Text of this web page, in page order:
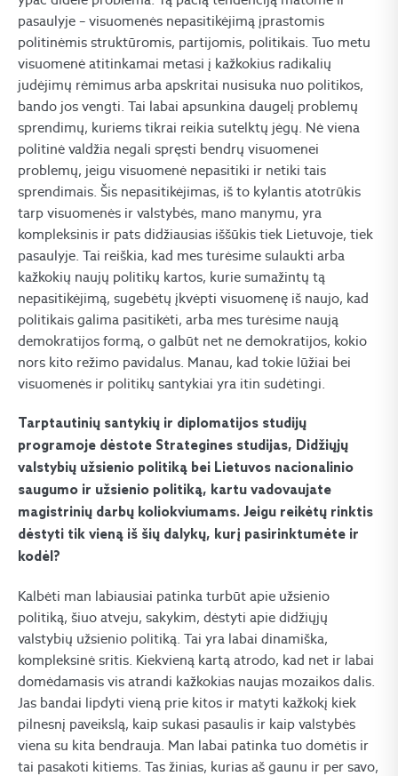
pasaulyje – visuomenės nepasitikėjimą įprastomis
politinėmis struktūromis, partijomis, politikais. Tuo metu
visuomenė atitinkamai metasi į kažkokius radikalių
judėjimų rėmimus arba apskritai nusisuka nuo politikos,
bando jos vengti. Tai labai apsunkina daugelį problemų
sprendimų, kuriems tikrai reikia sutelktų jėgų. Nė viena
politinė valdžia negali spręsti bendrų visuomenei
problemų, jeigu visuomenė nepasitiki ir netiki tais
sprendimais. Šis nepasitikėjimas, iš to kylantis atotrūkis
tarp visuomenės ir valstybės, mano manymu, yra
kompleksinis ir pats didžiausias iššūkis tiek Lietuvoje, tiek
pasaulyje. Tai reiškia, kad mes turėsime sulaukti arba
kažkokių naujų politikų kartos, kurie sumažintų tą
nepasitikėjimą, sugebėtų įkvėpti visuomenę iš naujo, kad
politikais galima pasitikėti, arba mes turėsime naują
demokratijos formą, o galbūt net ne demokratijos, kokio
nors kito režimo pavidalus. Manau, kad tokie lūžiai bei
visuomenės ir politikų santykiai yra itin sudėtingi.
Tarptautinių santykių ir diplomatijos studijų
programoje dėstote Strategines studijas, Didžiųjų
valstybių užsienio politiką bei Lietuvos nacionalinio
saugumo ir užsienio politiką, kartu vadovaujate
magistrinių darbų koliokviumams. Jeigu reikėtų rinktis
dėstyti tik vieną iš šių dalykų, kurį pasirinktumėte ir
kodėl?
Kalbėti man labiausiai patinka turbūt apie užsienio
politiką, šiuo atveju, sakykim, dėstyti apie didžiųjų
valstybių užsienio politiką. Tai yra labai dinamiška,
kompleksinė sritis. Kiekvieną kartą atrodo, kad net ir labai
domėdamasis vis atrandi kažkokias naujas mozaikos dalis.
Jas bandai lipdyti vieną prie kitos ir matyti kažkokį kiek
pilnesnį paveikslą, kaip sukasi pasaulis ir kaip valstybės
viena su kita bendrauja. Man labai patinka tuo domėtis ir
tai pasakoti kitiems. Tas žinias, kurias aš gaunu ir per savo,